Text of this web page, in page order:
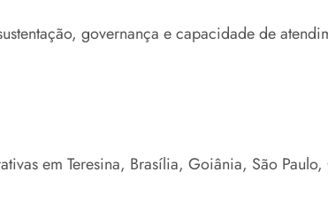
governança e capacidade de
em Teresina, Brasília, Goiânia, São